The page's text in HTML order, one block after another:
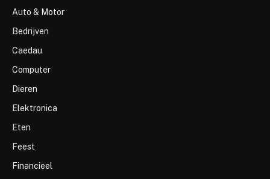
Auto & Motor
Bedrijven
Caedau
Computer
Dieren
Elektronica
Eten
Feest
Financieel